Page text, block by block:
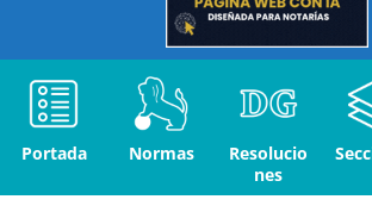
Portada Normas
Resolucio
nes